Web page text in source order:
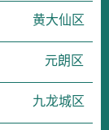
黄大仙区
元朗区
九龙城区